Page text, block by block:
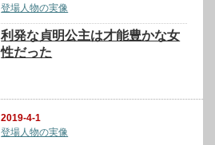
登場人物の実像
利発な貞明公主は才能豊かな女
性だった
2019-4-1
登場人物の実像